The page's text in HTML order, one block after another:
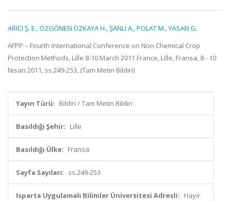
ARICI Ş. E.,ÖZGÖNEN ÖZKAYA H.,ŞANLI A.,POLAT M.,YASAN G.
AFPP – Fourth International Conference on Non Chemical Crop
Protection Methods, Lille 8-10 March 2011 France, Lille, Fransa, 8 - 10
Nisan 2011, ss.249-253, (Tam Metin Bildiri)
Yayın Türü: Bildiri / Tam Metin Bildiri
Basıldığı Şehir: Lille
Basıldığı Ülke: Fransa
Sayfa Sayıları: ss.249-253
Isparta Uygulamalı Bilimler Üniversitesi Adresli: Hayır